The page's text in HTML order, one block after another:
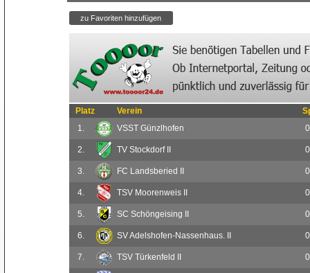
Platz Verein
1.
VSST Günzlhofen 0
2. TV Stockdorf II 0
3. FC Landsberied II 0
4. TSV Moorenweis II 0
5. SC Schöngeising II 0
6. SV Adelshofen-Nassenhaus. II 0
7. TSV Türkenfeld II 0